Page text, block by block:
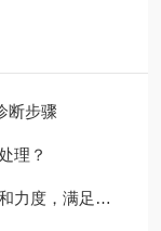
断步骤
理？
满足多样需求